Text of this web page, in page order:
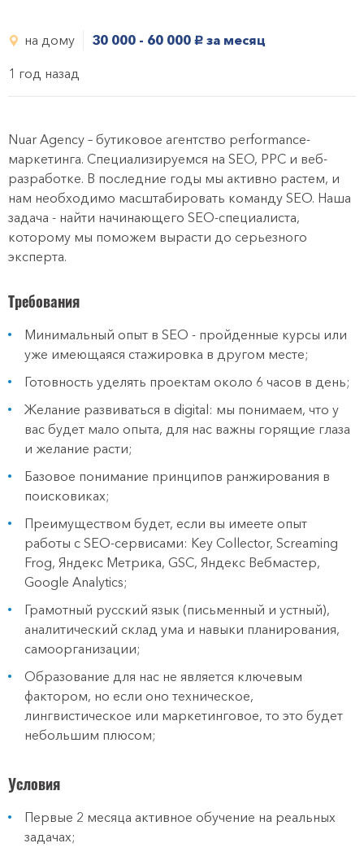
на дому 30 000 - 60 000 руб. за месяц
1 год назад
Nuar Agency – бутиковое агентство performance-
маркетинга. Специализируемся на SEO, PPC и веб-
разработке. В последние годы мы активно растем, и
нам необходимо масштабировать команду SEO. Наша
задача - найти начинающего SEO-специалиста,
которому мы поможем вырасти до серьезного
эксперта.
Требования
Минимальный опыт в SEO - пройденные курсы или
уже имеющаяся стажировка в другом месте;
Готовность уделять проектам около 6 часов в день;
Желание развиваться в digital: мы понимаем, что у
вас будет мало опыта, для нас важны горящие глаза
и желание расти;
Базовое понимание принципов ранжирования в
поисковиках;
Преимуществом будет, если вы имеете опыт
работы с SEO-сервисами: Key Collector, Screaming
Frog, Яндекс Метрика, GSC, Яндекс Вебмастер,
Google Analytics;
Грамотный русский язык (письменный и устный),
аналитический склад ума и навыки планирования,
самоорганизации;
Образование для нас не является ключевым
фактором, но если оно техническое,
лингвистическое или маркетинговое, то это будет
небольшим плюсом;
Условия
Первые 2 месяца активное обучение на реальных
задачах;